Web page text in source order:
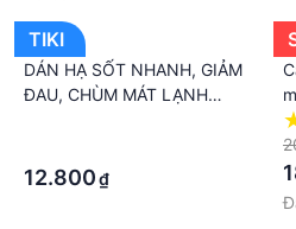
tiếp 3-4 tiếng, giúp người sử
lạnh trong nhiều giờ liền
Cách sử dụng sản phẩm
- Chỉ cần bóc và lột bỏ lớp
#Miếngdanlammat
#miengdalanhchohocsinh
#miengdanmuahe
TIKI
DÁN HẠ SỐT NHANH, GIẢM
ĐAU, CHÙM MÁT LẠNH
12.800₫